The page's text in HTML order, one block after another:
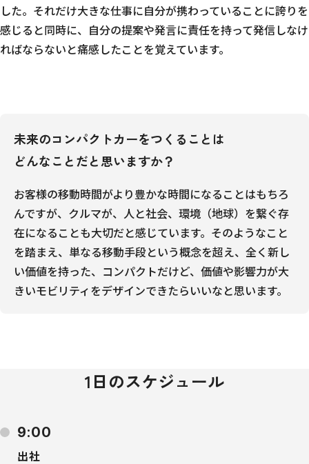
した。それだけ大きな仕事に自分が携わっていることに誇りを
感じると同時に、自分の提案や発言に責任を持って発信しなけ
ればならないと痛感したことを覚えています。
未来のコンパクトカーをつくることは
どんなことだと思いますか？
お客様の移動時間がより豊かな時間になることはもちろ
んですが、クルマが、人と社会、環境（地球）を繋ぐ存
在になることも大切だと感じています。そのようなこと
を踏まえ、単なる移動手段という概念を超え、全く新し
い価値を持った、コンパクトだけど、価値や影響力が大
きいモビリティをデザインできたらいいなと思います。
1日のスケジュール
9:00
出社